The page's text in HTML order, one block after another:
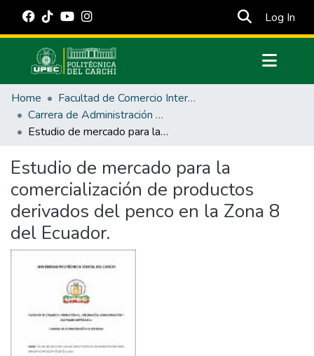
Log In
Communities & Collections
All of DSpace
Statistics
Estadísticas Externas
Manuales
Home
Facultad de Comercio Internacional, Integración, Administración y Economía Empresarial
Carrera de Administración de Empresas y Marketing
Estudio de mercado para la comercialización de productos derivados del penco en la Zona 8 del Ecuador.
Estudio de mercado para la
comercialización de productos
derivados del penco en la Zona 8
del Ecuador.